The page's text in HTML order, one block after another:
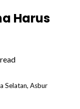
Harus
Selatan, Asbur